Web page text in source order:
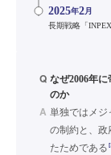
2025年2月
長期戦略「
Q なぜ2006年
のか
A 単独ではメジ
の制約と、政
たためである